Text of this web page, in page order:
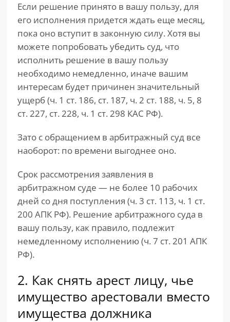
Если решение принято в вашу пользу, для
его исполнения придется ждать еще месяц,
пока оно вступит в законную силу. Хотя вы
можете попробовать убедить суд, что
исполнить решение в вашу пользу
необходимо немедленно, иначе вашим
интересам будет причинен значительный
ущерб (ч. 1 ст. 186, ст. 187, ч. 2 ст. 188, ч. 5, 8
ст. 227, ст. 228, ч. 1 ст. 298 КАС РФ).
Зато с обращением в арбитражный суд все
наоборот: по времени выгоднее оно.
Срок рассмотрения заявления в
арбитражном суде — не более 10 рабочих
дней со дня поступления (ч. 3 ст. 113, ч. 1 ст.
200 АПК РФ). Решение арбитражного суда в
вашу пользу, как правило, подлежит
немедленному исполнению (ч. 7 ст. 201 АПК
РФ).
2. Как снять арест лицу, чье
имущество арестовали вместо
имущества должника